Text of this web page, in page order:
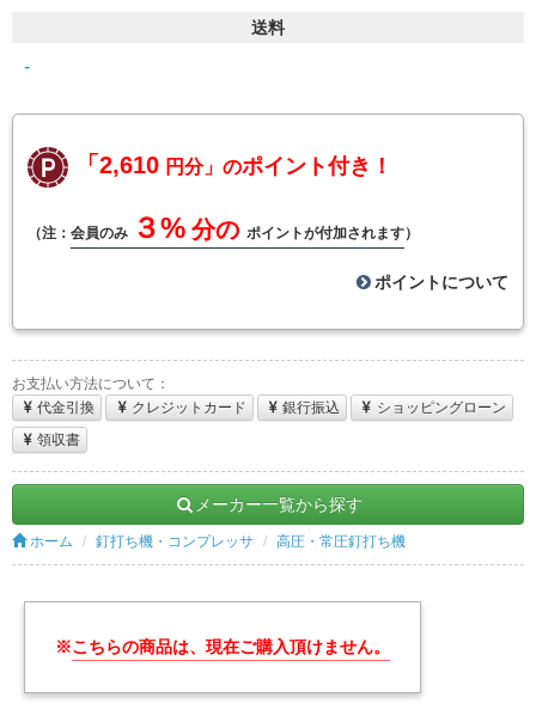
送料
-
「2,610 円分」のポイント付き！
（注： 会員のみ ３% 分の ポイントが付加されます）
ポイントについて
お支払い方法について：
代金引換
クレジットカード 銀行振込
ショッピングローン
領収書
メーカー一覧から探す
ホーム 釘打ち機・コンプレッサ 高圧・常圧釘打ち機
※こちらの商品は、現在ご購入頂けません。